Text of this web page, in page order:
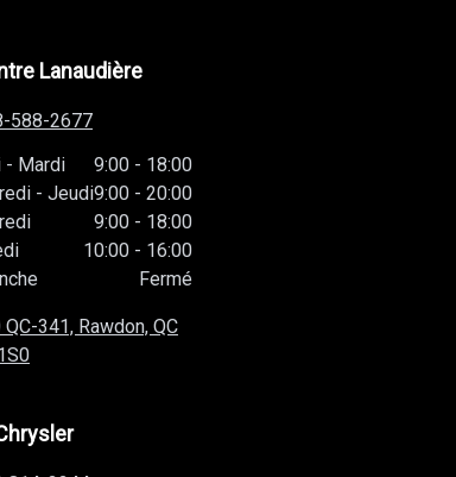
Lanaudière
588-2677
- Mardi 9:00 - 18:00
-Jeudi9:00 - 20:00
9:00 - 18:00
10:00 - 16:00
Fermé
341, Rawdon, QC